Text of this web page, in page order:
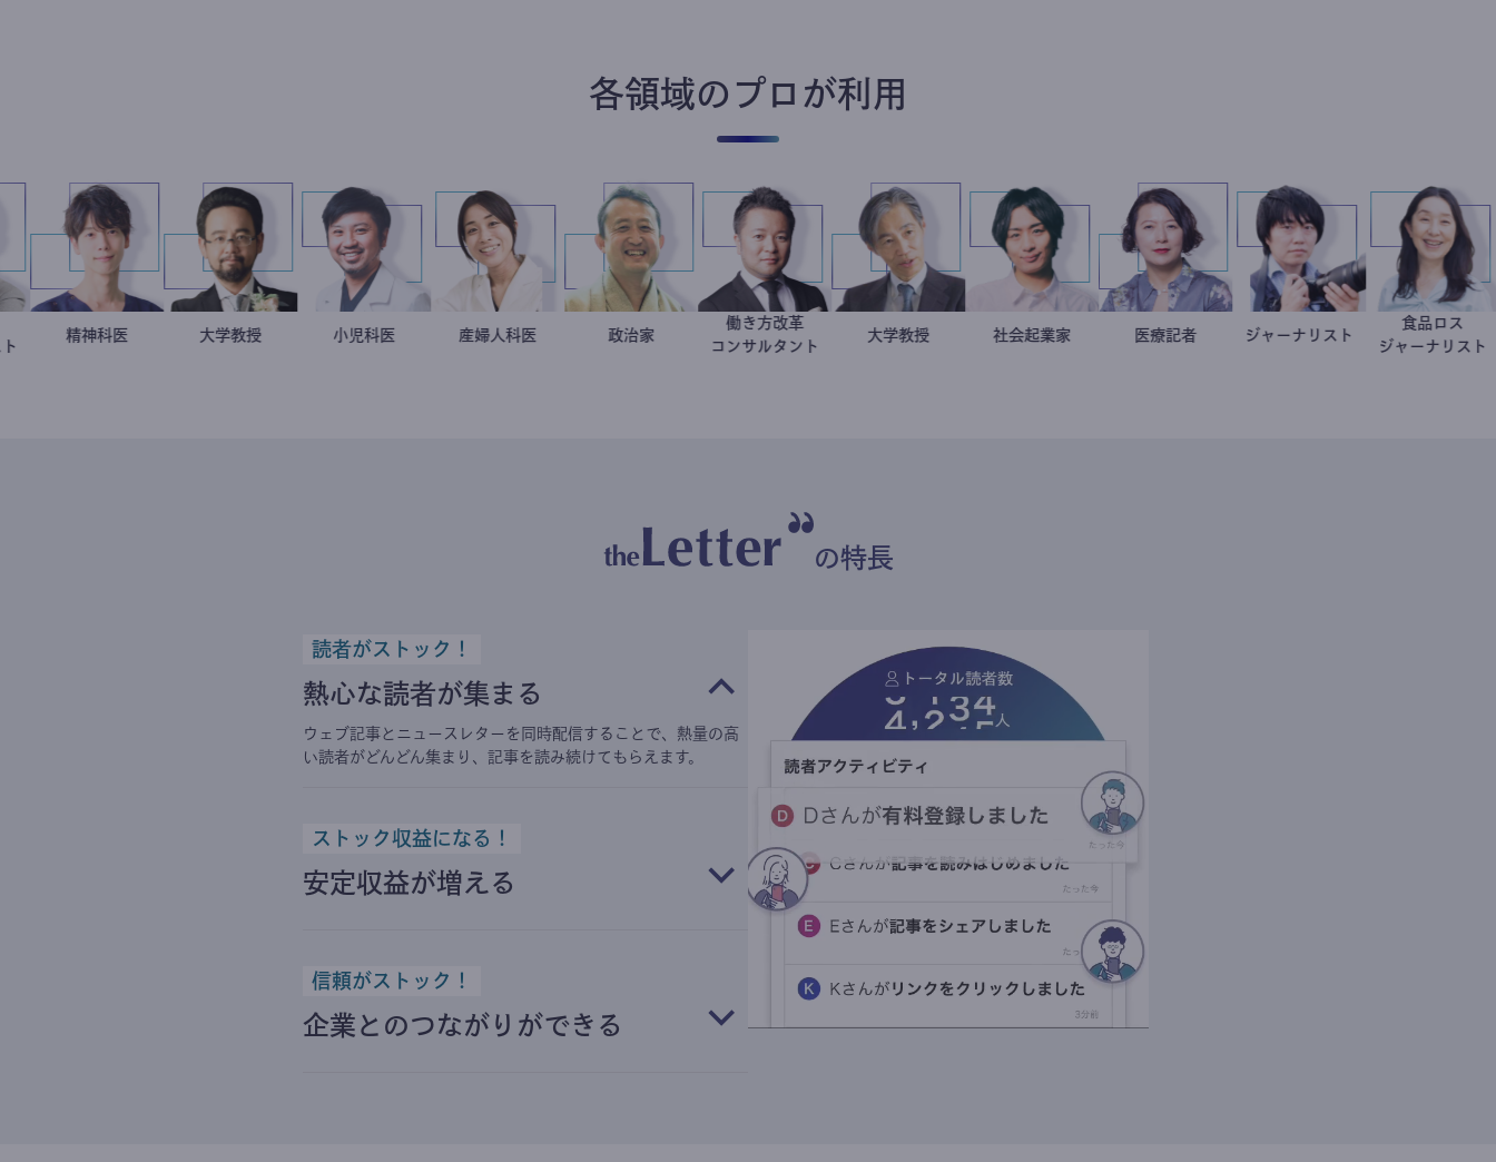
各領域のプロが利用
ナリスト
藤野智哉
精神科医 金谷一朗
大学教授 今西洋介
小児科医 稲葉可奈子
産婦人科医 新田龍
働き方改革
コンサルタント
加藤忠史
大学教授 駒崎弘樹
社会起業家 岩永直子
医療記者 志葉玲
ジャーナリスト 井出
食品
ジャー
の特長
読者がストック！
熱心な読者が集まる
ウェブ記事とニュースレターを同時配信することで、熱量の高
い読者がどんどん集まり、記事を読み続けてもらえます。
ストック収益になる！
安定収益が増える
信頼がストック！
企業とのつながりができる